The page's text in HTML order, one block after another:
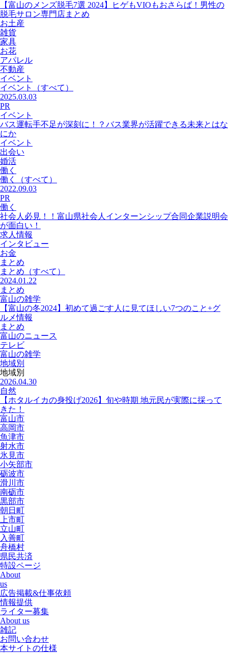
【富山のメンズ脱毛7選 2024】ヒゲもVIOもおさらば！男性の
脱毛サロン専門店まとめ
お土産
雑貨
家具
お花
アパレル
不動産
イベント
イベント
（すべて）
2025.03.03
PR
イベント
バス運転手不足が深刻に！？バス業界が活躍できる未来とはな
にか
イベント
出会い
婚活
働く
働く
（すべて）
2022.09.03
PR
働く
社会人必見！！富山県社会人インターンシップ合同企業説明会
が面白い！
求人情報
インタビュー
お金
まとめ
まとめ （すべて）
2024.01.22
まとめ
富山の雑学
【富山の冬2024】初めて過ごす人に見てほしい7つのこと+グ
ルメ情報
まとめ
富山のニュース
テレビ
富山の雑学
地域別
地域別
2026.04.30
自然
【ホタルイカの身投げ2026】旬や時期 地元民が実際に採って
きた！
富山市
高岡市
魚津市
射水市
氷見市
小矢部市
砺波市
滑川市
南砺市
黒部市
朝日町
上市町
立山町
入善町
舟橋村
県民共済
特設ページ
About
us
広告掲載&仕事依頼
情報提供
ライター募集
About us
雑記
お問い合わせ
本サイトの仕様